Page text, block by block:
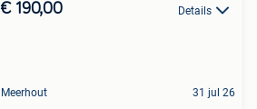
€ 190,00 Details
Meerhout 31 jul 26